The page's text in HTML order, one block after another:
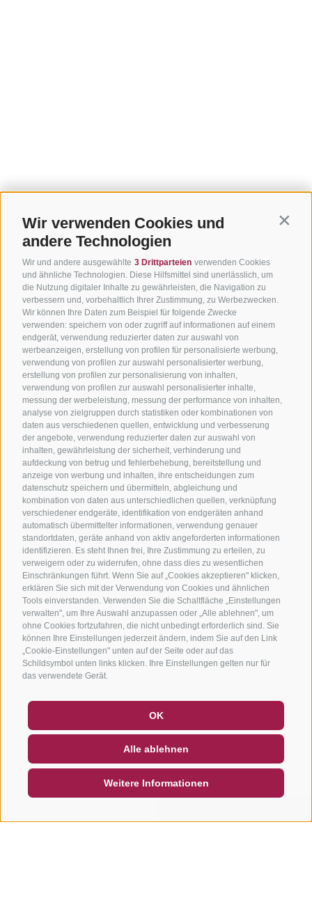
Wir verwenden Cookies und
andere Technologien
Wir und andere ausgewählte 3 Drittparteien verwenden Cookies
und ähnliche Technologien. Diese Hilfsmittel sind unerlässlich, um
die Nutzung digitaler Inhalte zu gewährleisten, die Navigation zu
verbessern und, vorbehaltlich Ihrer Zustimmung, zu Werbezwecken.
Wir können Ihre Daten zum Beispiel für folgende Zwecke
verwenden: speichern von oder zugriff auf informationen auf einem
endgerät, verwendung reduzierter daten zur auswahl von
werbeanzeigen, erstellung von profilen für personalisierte werbung,
verwendung von profilen zur auswahl personalisierter werbung,
erstellung von profilen zur personalisierung von inhalten,
verwendung von profilen zur auswahl personalisierter inhalte,
messung der werbeleistung, messung der performance von inhalten,
analyse von zielgruppen durch statistiken oder kombinationen von
daten aus verschiedenen quellen, entwicklung und verbesserung
der angebote, verwendung reduzierter daten zur auswahl von
inhalten, gewährleistung der sicherheit, verhinderung und
aufdeckung von betrug und fehlerbehebung, bereitstellung und
anzeige von werbung und inhalten, ihre entscheidungen zum
datenschutz speichern und übermitteln, abgleichung und
kombination von daten aus unterschiedlichen quellen, verknüpfung
verschiedener endgeräte, identifikation von endgeräten anhand
automatisch übermittelter informationen, verwendung genauer
standortdaten, geräte anhand von aktiv angeforderten informationen
identifizieren. Es steht Ihnen frei, Ihre Zustimmung zu erteilen, zu
verweigern oder zu widerrufen, ohne dass dies zu wesentlichen
Einschränkungen führt. Wenn Sie auf „Cookies akzeptieren" klicken,
erklären Sie sich mit der Verwendung von Cookies und ähnlichen
Tools einverstanden. Verwenden Sie die Schaltfläche „Einstellungen
verwalten", um Ihre Auswahl anzupassen oder „Alle ablehnen", um
ohne Cookies fortzufahren, die nicht unbedingt erforderlich sind. Sie
können Ihre Einstellungen jederzeit ändern, indem Sie auf den Link
„Cookie-Einstellungen" unten auf der Seite oder auf das
Schildsymbol unten links klicken. Ihre Einstellungen gelten nur für
das verwendete Gerät.
OK
Alle ablehnen
Weitere Informationen
NEWSLETTER
SOCIAL WALL WETTER